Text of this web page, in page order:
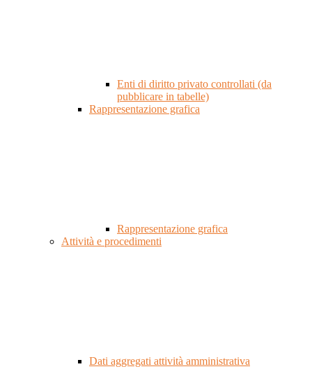
Enti di diritto privato controllati (da
pubblicare in tabelle)
Rappresentazione grafica
Rappresentazione grafica
Attività e procedimenti
Dati aggregati attività amministrativa